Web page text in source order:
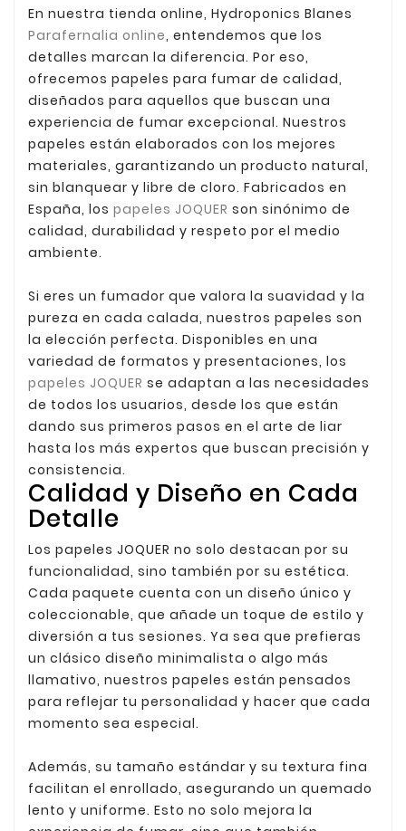
En nuestra tienda online, Hydroponics Blanes
Parafernalia online, entendemos que los
detalles marcan la diferencia. Por eso,
ofrecemos papeles para fumar de calidad,
diseñados para aquellos que buscan una
experiencia de fumar excepcional. Nuestros
papeles están elaborados con los mejores
materiales, garantizando un producto natural,
sin blanquear y libre de cloro. Fabricados en
España, los papeles JOQUER son sinónimo de
calidad, durabilidad y respeto por el medio
ambiente.
Si eres un fumador que valora la suavidad y la
pureza en cada calada, nuestros papeles son
la elección perfecta. Disponibles en una
variedad de formatos y presentaciones, los
papeles JOQUER se adaptan a las necesidades
de todos los usuarios, desde los que están
dando sus primeros pasos en el arte de liar
hasta los más expertos que buscan precisión y
consistencia.
Calidad y Diseño en Cada
Detalle
Los papeles JOQUER no solo destacan por su
funcionalidad, sino también por su estética.
Cada paquete cuenta con un diseño único y
coleccionable, que añade un toque de estilo y
diversión a tus sesiones. Ya sea que prefieras
un clásico diseño minimalista o algo más
llamativo, nuestros papeles están pensados
para reflejar tu personalidad y hacer que cada
momento sea especial.
Además, su tamaño estándar y su textura fina
facilitan el enrollado, asegurando un quemado
lento y uniforme. Esto no solo mejora la